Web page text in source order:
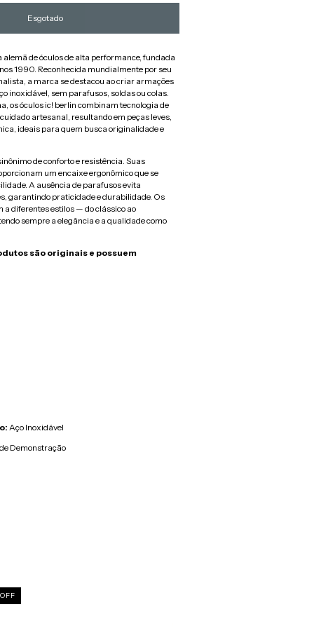
de óculos de alta performance, fundada
1990. Reconhecida mundialmente por seu
a marca se destacou ao criar armações
inoxidável, sem parafusos, soldas ou colas.
os óculos ic! berlin combinam tecnologia de
artesanal, resultando em peças leves,
ideais para quem busca originalidade e
de conforto e resistência. Suas
um encaixe ergonômico que se
A ausência de parafusos evita
garantindo praticidade e durabilidade. Os
a diferentes estilos — do clássico ao
sempre a elegância e a qualidade como
são originais e possuem
Aço Inoxidável
Demonstração
OFF